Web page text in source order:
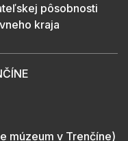
pôsobnosti
kraja
múzeum v Trenčíne)